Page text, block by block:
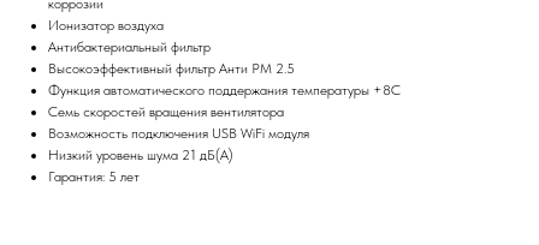
коррозии
Ионизатор воздуха
Антибактериальный фильтр
Высокоэффективный фильтр Анти PM 2.5
Функция автоматического поддержания температуры +8С
Семь скоростей вращения вентилятора
Возможность подключения USB WiFi модуля
Низкий уровень шума 21 дБ(А)
Гарантия: 5 лет